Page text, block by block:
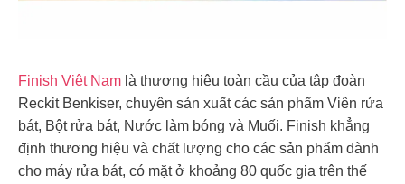
Finish Việt Nam là thương hiệu toàn cầu của tập đoàn
Reckit Benkiser, chuyên sản xuất các sản phẩm Viên rửa
bát, Bột rửa bát, Nước làm bóng và Muối. Finish khẳng
định thương hiệu và chất lượng cho các sản phẩm dành
cho máy rửa bát, có mặt ở khoảng 80 quốc gia trên thế